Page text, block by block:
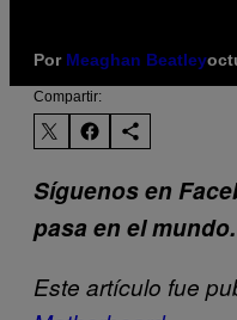
Por Meaghan Beatley
Compartir:
Síguenos en
pasa en el mundo.
Este artículo fue